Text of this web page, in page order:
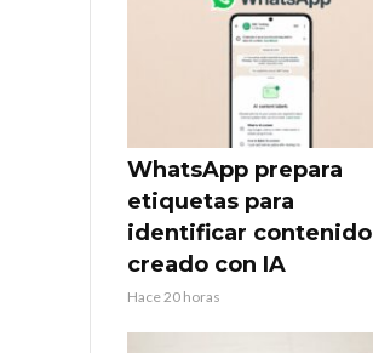
WhatsApp prepara
etiquetas para
identificar contenido
creado con IA
Hace 20 horas